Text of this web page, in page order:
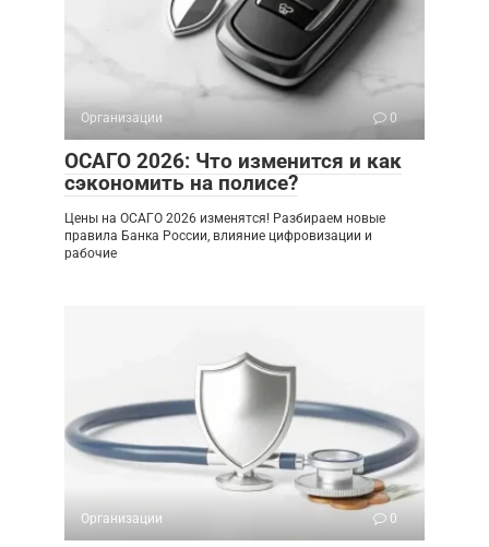
Организации 0
ОСАГО 2026: Что изменится и как
сэкономить на полисе?
Цены на ОСАГО 2026 изменятся! Разбираем новые
правила Банка России, влияние цифровизации и
рабочие
Организации 0